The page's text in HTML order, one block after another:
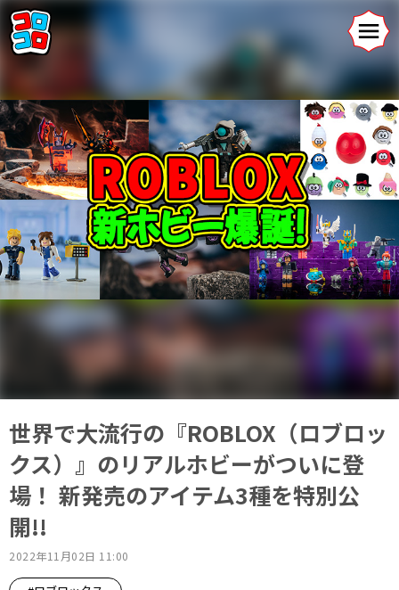
世界で大流行の『ROBLOX（ロブロッ
クス）』のリアルホビーがついに登
場！ 新発売のアイテム3種を特別公
開!!
2022年11月02日 11:00